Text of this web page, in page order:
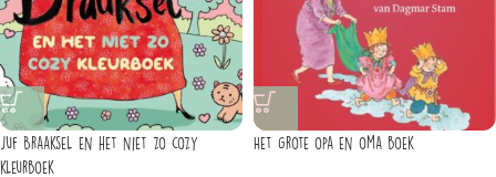
Juf Braaksel en het niet zo cozy
kleurboek
Het grote opa en oma boek